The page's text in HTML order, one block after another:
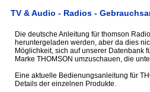
TV & Audio - Radios -
Die deutsche Anleitung für thomson
heruntergeladen werden, aber da dies
Möglichkeit, sich auf unserer Datenbank
Marke THOMSON umzuschauen, die
Eine aktuelle Bedienungsanleitung für
Details der einzelnen Produkte.